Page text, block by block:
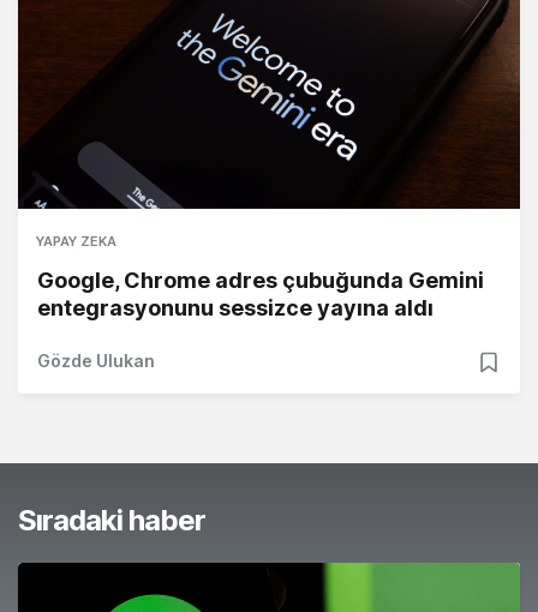
YAPAY ZEKA
Google, Chrome adres çubuğunda Gemini
entegrasyonunu sessizce yayına aldı
Gözde Ulukan
Sıradaki haber